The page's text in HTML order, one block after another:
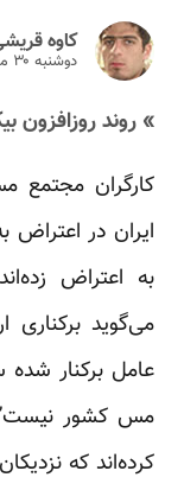
کاوه
دوشنبه ۳۰ مرداد ۱۳۹۱
» روند روزافزون
کارگران
ایران در اعتراض
به اعتراض
می‌گوید
عامل برکنار
مس کشور نیست”.
کرده‌اند که